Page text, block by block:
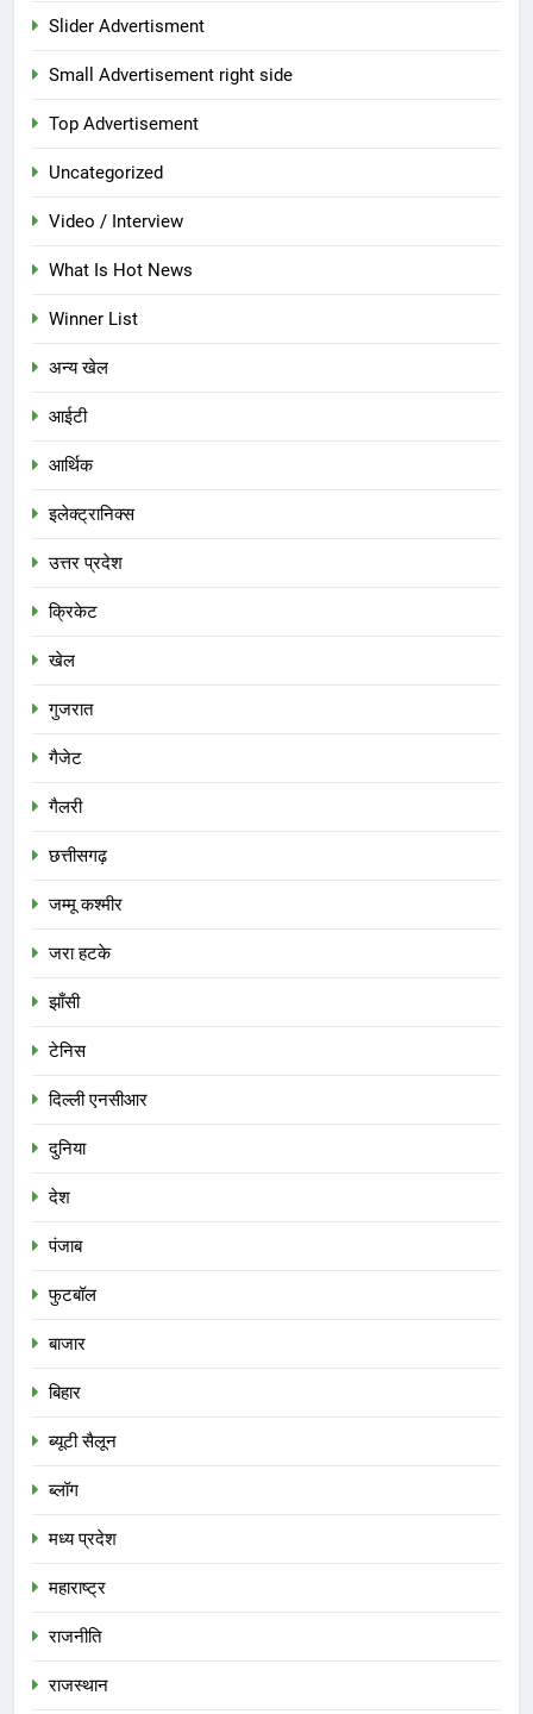
Slider Advertisment
Small Advertisement right side
Top Advertisement
Uncategorized
Video / Interview
What Is Hot News
Winner List
अन्य खेल
आईटी
आर्थिक
इलेक्ट्रानिक्स
उत्तर प्रदेश
क्रिकेट
खेल
गुजरात
गैजेट
गैलरी
छत्तीसगढ़
जम्मू कश्मीर
जरा हटके
झाँसी
टेनिस
दिल्ली एनसीआर
दुनिया
देश
पंजाब
फुटबॉल
बाजार
बिहार
ब्यूटी सैलून
ब्लॉग
मध्य प्रदेश
महाराष्ट्र
राजनीति
राजस्थान